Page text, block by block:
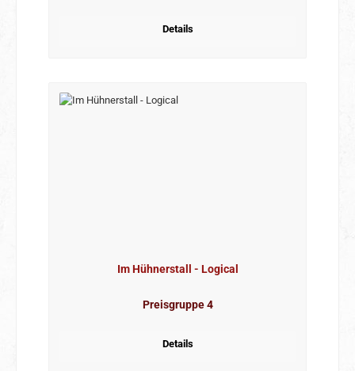
Details
Im Hühnerstall - Logical
Preisgruppe 4
Details